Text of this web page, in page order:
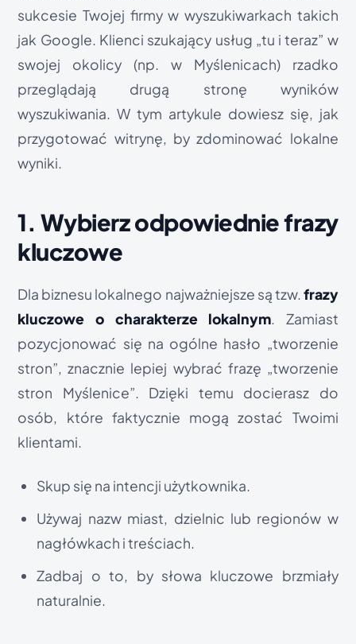
sukcesie Twojej firmy w wyszukiwarkach takich
jak Google. Klienci szukający usług „tu i teraz” w
swojej okolicy (np. w Myślenicach) rzadko
przeglądają drugą stronę wyników
wyszukiwania. W tym artykule dowiesz się, jak
przygotować witrynę, by zdominować lokalne
wyniki.
1. Wybierz odpowiednie frazy
kluczowe
Dla biznesu lokalnego najważniejsze są tzw.frazy
kluczowe o charakterze lokalnym. Zamiast
pozycjonować się na ogólne hasło „tworzenie
stron”, znacznie lepiej wybrać frazę „tworzenie
stron Myślenice”. Dzięki temu docierasz do
osób, które faktycznie mogą zostać Twoimi
klientami.
Skup się na intencji użytkownika.
Używaj nazw miast, dzielnic lub regionów w
nagłówkach i treściach.
Zadbaj o to, by słowa kluczowe brzmiały
naturalnie.